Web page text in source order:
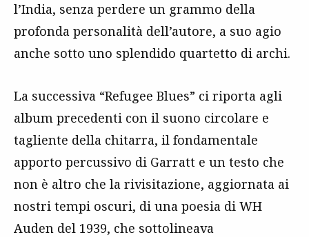
l’India, senza perdere un grammo della
profonda personalità dell’autore, a suo agio
anche sotto uno splendido quartetto di archi.
La successiva “Refugee Blues” ci riporta agli
album precedenti con il suono circolare e
tagliente della chitarra, il fondamentale
apporto percussivo di Garratt e un testo che
non è altro che la rivisitazione, aggiornata ai
nostri tempi oscuri, di una poesia di WH
Auden del 1939, che sottolineava